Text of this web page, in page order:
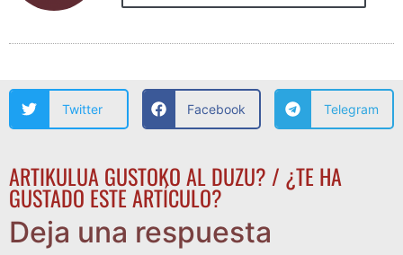
Twitter Facebook Telegram
ARTIKULUA GUSTOKO AL DUZU? / ¿TE HA
GUSTADO ESTE ARTÍCULO?
Deja una respuesta